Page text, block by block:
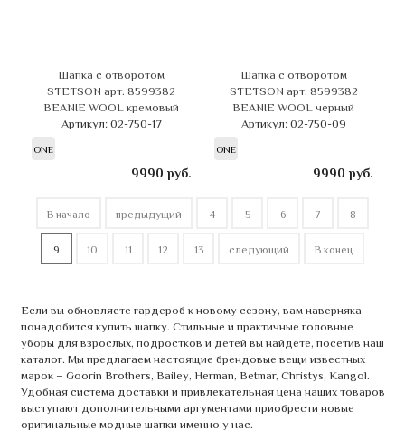
Шапка с отворотом
STETSON арт. 8599382
BEANIE WOOL кремовый
Артикул: 02-750-17
ONE
9990 руб.
Шапка с отворотом
STETSON арт. 8599382
BEANIE WOOL черный
Артикул: 02-750-09
ONE
9990 руб.
В начало предыдущий 4 5 6 7 8
9 10 11 12 13 следующий В конец
Если вы обновляете гардероб к новому сезону, вам наверняка
понадобится купить шапку. Стильные и практичные головные
уборы для взрослых, подростков и детей вы найдете, посетив наш
каталог. Мы предлагаем настоящие брендовые вещи известных
марок – Goorin Brothers, Bailey, Herman, Betmar, Christys, Kangol.
Удобная система доставки и привлекательная цена наших товаров
выступают дополнительными аргументами приобрести новые
оригинальные модные шапки именно у нас.